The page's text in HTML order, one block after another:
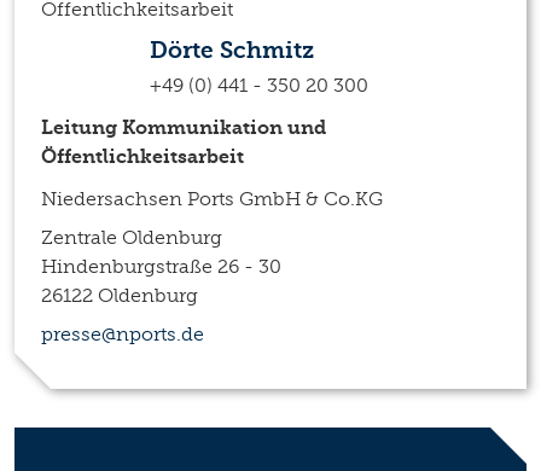
Dörte Schmitz
+49 (0) 441 - 350 20 300
Leitung Kommunikation und
Öffentlichkeitsarbeit
Niedersachsen Ports GmbH & Co.KG
Zentrale Oldenburg
Hindenburgstraße 26 - 30
26122 Oldenburg
presse@nports.de